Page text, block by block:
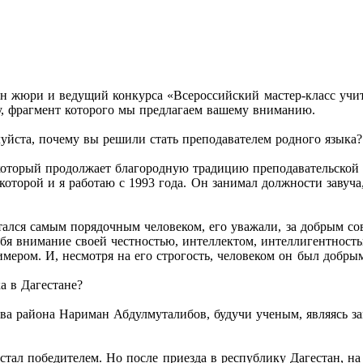
жюри и ведущий конкурса «Всероссийский мастер-класс
которого мы предлагаем вашему вниманию.
почему вы решили стать преподавателем родного
продолжает благородную традицию
и я работаю с 1993 года. Он занимал должности
самым порядочным человеком, его уважали, за добрым
своей честностью, интеллектом,
И, несмотря на его строгость, человеком он был
в Дагестане?
района Нариман Абдулмуталибов, будучи ученым, являясь
победителем. Но после приезда в республику Дагестан,